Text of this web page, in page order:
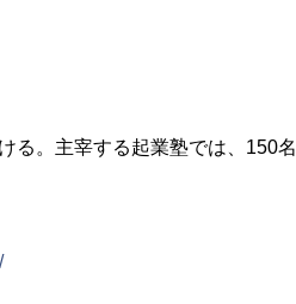
る。主宰する起業塾では、150名